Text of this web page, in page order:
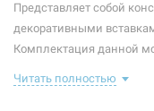
Ширина:
Высота:
Форма:
Представляет собой
декоративными
Комплектация данной
Читать полностью